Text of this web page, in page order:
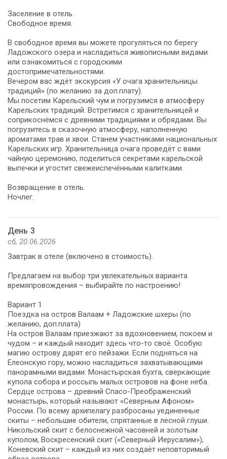
Заселение в отель.
Свободное время.
В свободное время вы можете прогуляться по берегу
Ладожского озера и насладиться живописными видами
или ознакомиться с городскими
достопримечательностями.
Вечером вас ждёт экскурсия «У очага хранительницы
традиций» (по желанию за доп.плату).
Мы посетим Карельский чум и погрузимся в атмосферу
Карельских традиций. Встретимся с хранительницей и
соприкоснёмся с древними традициями и обрядами. Вы
погрузитесь в сказочную атмосферу, наполненную
ароматами трав и хвои. Станем участниками национальных
Карельских игр. Хранительница очага проведёт с вами
чайную церемонию, поделиться секретами карельской
выпечки и угостит свежеиспечёнными калитками.
Возвращение в отель.
Ночлег.
День 3
сб, 20.06.2026
Завтрак в отеле (включено в стоимость).
Предлагаем на выбор три увлекательных варианта
времяпровождения – выбирайте по настроению!
Вариант 1
Поездка на остров Валаам + Ладожские шхеры (по
желанию, доп.плата)
На остров Валаам приезжают за вдохновением, покоем и
чудом – и каждый находит здесь что-то своё. Особую
магию острову дарят его пейзажи. Если подняться на
Елеонскую гору, можно насладиться захватывающими
панорамными видами: Монастырская бухта, сверкающие
купола собора и россыпь малых островов на фоне неба.
Сердце острова – древний Спасо-Преображенский
монастырь, который называют «Северным Афоном»
России. По всему архипелагу разбросаны уединенные
скиты – небольшие обители, спрятанные в лесной глуши.
Никольский скит с белоснежной часовней и золотым
куполом, Воскресенский скит («Северный Иерусалим»),
Коневский скит – каждый из них создаёт неповторимый